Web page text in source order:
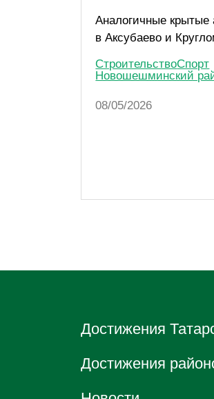
Аналогичные крытые
в Аксубаево и
СтроительствоСпорт
Новошешминский
08/05/2026
Достижения
Достижения